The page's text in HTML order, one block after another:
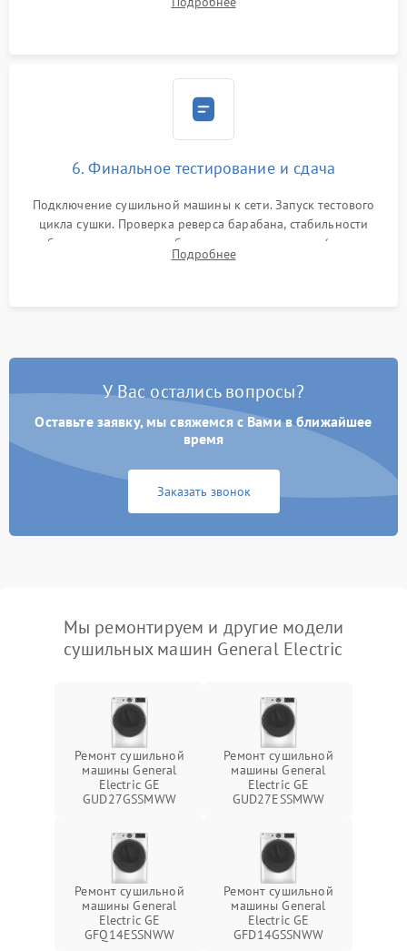
модулю управления. Монтаж корпусных панелей, люка и
6. Финальное тестирование и сдача
Подключение сушильной машины к сети. Запуск тестового
цикла сушки. Проверка реверса барабана, стабильности
набора температуры, работы дренажного насоса (откачка
конденсата) и отсутствия посторонних скрипов, стуков или
Подробнее
У Вас остались вопросы?
Оставьте заявку, мы свяжемся с Вами в ближайшее
время
Заказать звонок
Мы ремонтируем и другие модели
сушильных машин General Electric
Ремонт сушильной
машины General
Electric GE
GUD27GSSMWW
Ремонт сушильной
машины General
Electric GE
GUD27ESSMWW
Ремонт сушильной
машины General
Electric GE
GFQ14ESSNWW
Ремонт сушильной
машины General
Electric GE
GFD14GSSNWW